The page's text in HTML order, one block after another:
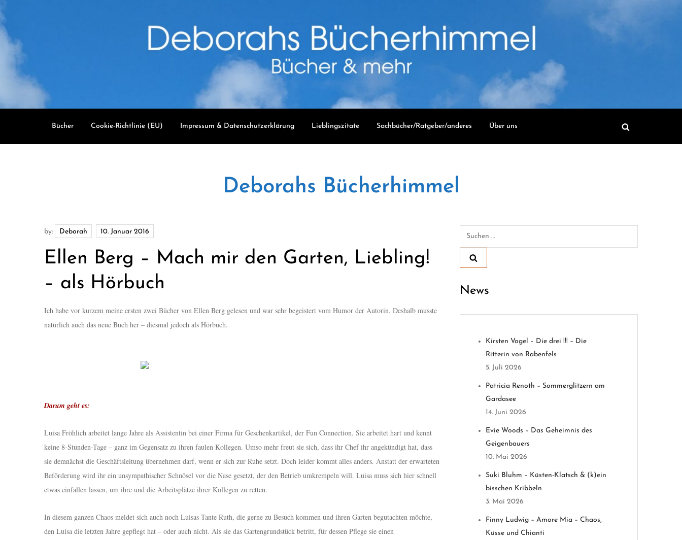
content
Bücher Cookie-Richtlinie (EU) Impressum & Datenschutzerklärung Lieblingszitate Sachbücher/Ratgeber/anderes Über uns
Deborahs Bücherhimmel
by: Deborah
Ellen Berg – Mach mir den Garten, Liebling!
– als Hörbuch
Ich habe vor kurzem meine ersten zwei Bücher von Ellen Berg gelesen und war sehr begeistert vom Humor der Autorin. Deshalb musste
natürlich auch das neue Buch her – diesmal jedoch als Hörbuch.
Darum geht es:
Luisa Fröhlich arbeitet lange Jahre als Assistentin bei einer Firma für Geschenkartikel, der Fun Connection. Sie arbeitet hart und kennt
keine 8-Stunden-Tage – ganz im Gegensatz zu ihren faulen Kollegen. Umso mehr freut sie sich, dass ihr Chef ihr angekündigt hat, dass
sie demnächst die Geschäftsleitung übernehmen darf, wenn er sich zur Ruhe setzt. Doch leider kommt alles anders. Anstatt der erwarteten
Beförderung wird ihr ein unsympathischer Schnösel vor die Nase gesetzt, der den Betrieb umkrempeln will. Luisa muss sich hier schnell
etwas einfallen lassen, um ihre und die Arbeitsplätze ihrer Kollegen zu retten.
In diesem ganzen Chaos meldet sich auch noch Luisas Tante Ruth, die gerne zu Besuch kommen und ihren Garten begutachten möchte,
den Luisa die letzten Jahre gepflegt hat – oder auch nicht. Als sie das Gartengrundstück betritt, für dessen Pflege sie einen
Suchen
News
Kirsten Vogel – Die drei !!! – Die
Ritterin von Rabenfels
5. Juli 2026
Patricia Renoth – Sommerglitzern am
Gardasee
14. Juni 2026
Evie Woods – Das Geheimnis des
Geigenbauers
10. Mai 2026
Suki Bluhm – Küsten-Klatsch & (k)ein
bisschen Kribbeln
3. Mai 2026
Finny Ludwig – Amore Mia – Chaos,
Küsse und Chianti